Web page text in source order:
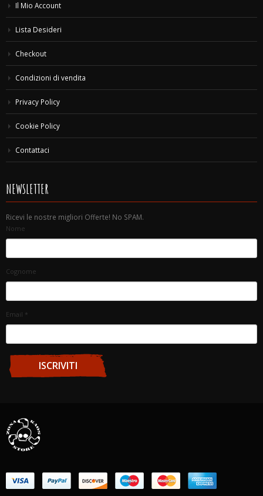
Il Mio Account
Lista Desideri
Checkout
Condizioni di vendita
Privacy Policy
Cookie Policy
Contattaci
NEWSLETTER
Ricevi le nostre migliori Offerte! No SPAM.
Nome
Cognome
Email *